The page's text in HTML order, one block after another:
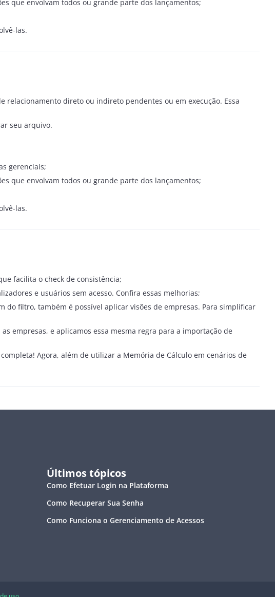
que envolvam todos ou grande parte dos lançamentos;
las.
relacionamento direto ou indireto pendentes ou em execução. Essa
seu arquivo.
gerenciais;
que envolvam todos ou grande parte dos lançamentos;
las.
facilita o check de consistência;
e usuários sem acesso. Confira essas melhorias;
filtro, também é possível aplicar visões de empresas. Para simplificar
empresas, e aplicamos essa mesma regra para a importação de
Agora, além de utilizar a Memória de Cálculo em cenários de
Últimos tópicos
Como Efetuar Login na Plataforma
Como Recuperar Sua Senha
Como Funciona o Gerenciamento de Acessos